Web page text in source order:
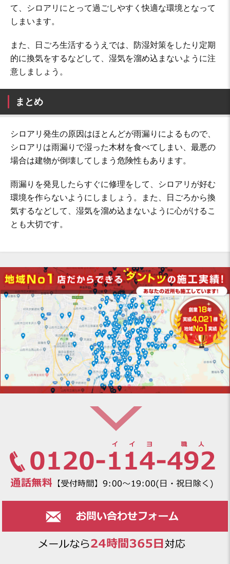
て、シロアリにとって過ごしやすく快適な環境となって
しまいます。
また、日ごろ生活するうえでは、防湿対策をしたり定期
的に換気をするなどして、湿気を溜め込まないように注
意しましょう。
まとめ
シロアリ発生の原因はほとんどが雨漏りによるもので、
シロアリは雨漏りで湿った木材を食べてしまい、最悪の
場合は建物が倒壊してしまう危険性もあります。
雨漏りを発見したらすぐに修理をして、シロアリが好む
環境を作らないようにしましょう。また、日ごろから換
気するなどして、湿気を溜め込まないように心がけるこ
とも大切です。